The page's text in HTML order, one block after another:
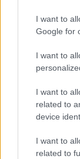
I want to
Google for
I want to
I want to
related to
device
I want to
related to
GENTE